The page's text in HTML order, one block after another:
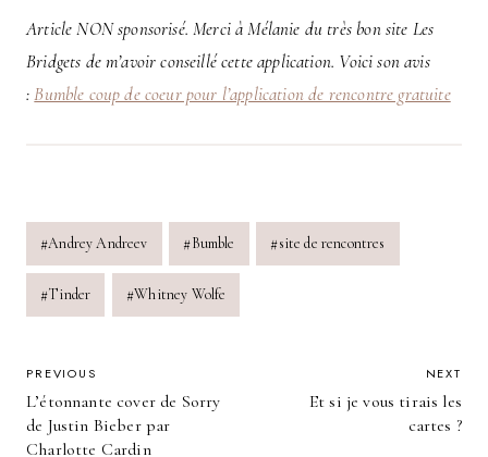
Article NON sponsorisé. Merci à Mélanie du très bon site Les
Bridgets de m’avoir conseillé cette application. Voici son avis
:Bumble coup de coeur pour l’application de rencontre gratuite
Post
Tags:
#Andrey Andreev #Bumble #site de rencontres
#Tinder #Whitney Wolfe
POST
NAVIGATION
PREVIOUS
L’étonnante cover de Sorry
de Justin Bieber par
Charlotte Cardin
NEXT
Et si je vous tirais les
cartes ?